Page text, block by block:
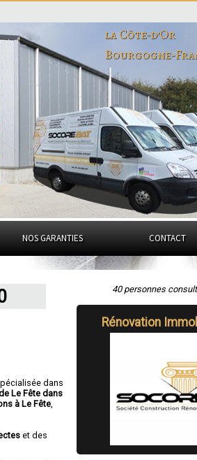
la Côte-d'Or
Bourgogne-
NOS GARANTIES CONTACT
dans
Le Fête dans
à Le Fête
et des
40 personnes
Rénovation